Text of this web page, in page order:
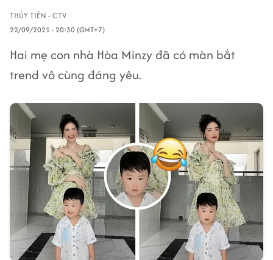
THỦY TIÊN - CTV
22/09/2021 - 20:30 (GMT+7)
Hai mẹ con nhà Hòa Minzy đã có màn bắt
trend vô cùng đáng yêu.